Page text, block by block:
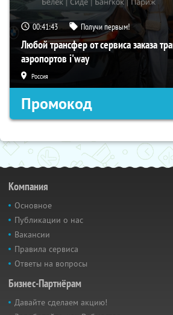
00:41:43 Получи первым!
Любой трансфер от сервиса заказа
аэропортов i'way
Россия
Промокод
Компания
Основное
Публикации о нас
Вакансии
Правила сервиса
Ответы на вопросы
Бизнес-Партнёрам
Давайте сделаем акцию!